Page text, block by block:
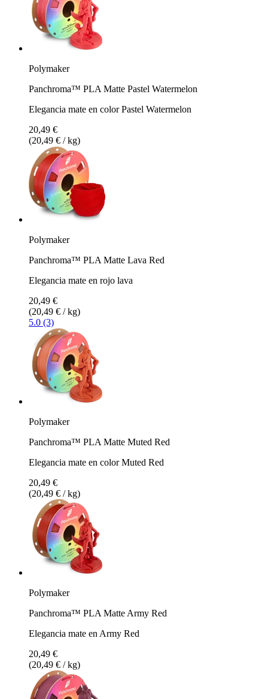
Polymaker
Panchroma™ PLA Matte Pastel Watermelon
Elegancia mate en color Pastel Watermelon
20,49 €
(20,49 € / kg)
Polymaker
Panchroma™ PLA Matte Lava Red
Elegancia mate en rojo lava
20,49 €
(20,49 € / kg)
5.0 (3)
Polymaker
Panchroma™ PLA Matte Muted Red
Elegancia mate en color Muted Red
20,49 €
(20,49 € / kg)
Polymaker
Panchroma™ PLA Matte Army Red
Elegancia mate en Army Red
20,49 €
(20,49 € / kg)